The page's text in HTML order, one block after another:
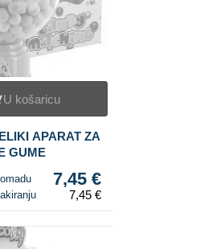
U košaricu
APARAT ZA
GUME
7,45 €
7,45 €